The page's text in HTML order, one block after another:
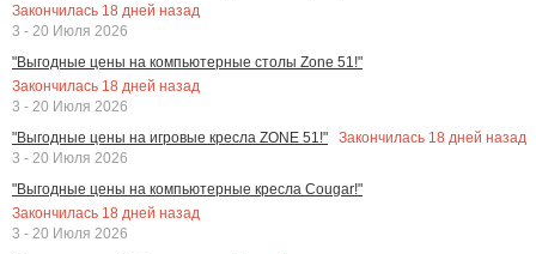
Закончилась 18 дней назад
3 - 20 Июля 2026
"Выгодные цены на компьютерные столы Zone 51!"
Закончилась 18 дней назад
3 - 20 Июля 2026
"Выгодные цены на игровые кресла ZONE 51!"
Закончилась 18 дней назад
3 - 20 Июля 2026
"Выгодные цены на компьютерные кресла Cougar!"
Закончилась 18 дней назад
3 - 20 Июля 2026